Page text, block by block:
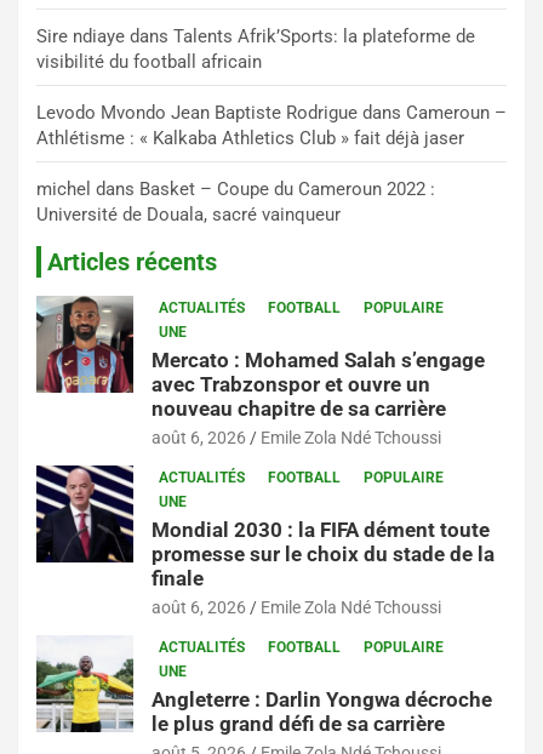
Sire ndiaye dans Talents Afrik’Sports: la plateforme de
visibilité du football africain
Levodo Mvondo Jean Baptiste Rodrigue dans Cameroun –
Athlétisme : « Kalkaba Athletics Club » fait déjà jaser
michel dans Basket – Coupe du Cameroun 2022 :
Université de Douala, sacré vainqueur
Articles récents
ACTUALITÉS FOOTBALL
POPULAIRE
UNE
Mercato : Mohamed Salah s’engage
avec Trabzonspor et ouvre un
nouveau chapitre de sa carrière
août 6, 2026 Emile Zola Ndé Tchoussi
ACTUALITÉS FOOTBALL
POPULAIRE
UNE
Mondial 2030 : la FIFA dément toute
promesse sur le choix du stade de la
finale
août 6, 2026 Emile Zola Ndé Tchoussi
ACTUALITÉS FOOTBALL
POPULAIRE
UNE
Angleterre : Darlin Yongwa décroche
le plus grand défi de sa carrière